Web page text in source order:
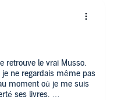
retrouve le vrai Musso.
ne regardais même pas
moment où je me suis
ses livres.